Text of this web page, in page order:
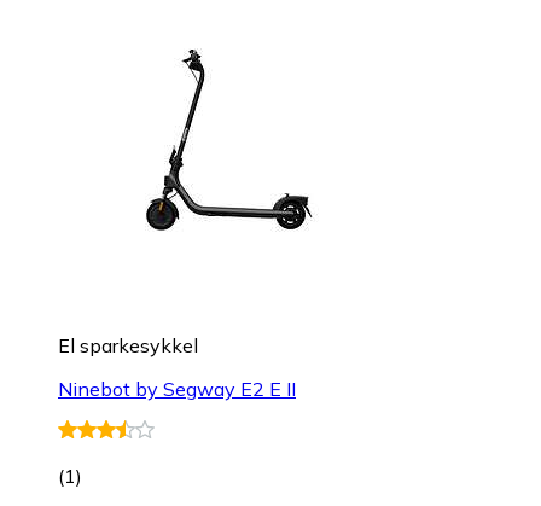
El sparkesykkel
Ninebot by Segway E2 E II
(1)